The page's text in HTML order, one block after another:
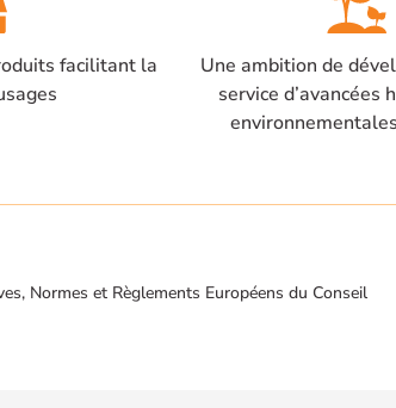
facilitant la
Une ambition de
service d’avancées
Normes et Règlements Européens du Conseil